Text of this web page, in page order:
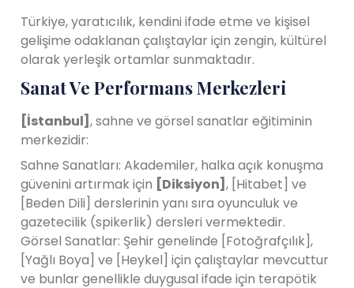
Türkiye, yaratıcılık, kendini ifade etme ve kişisel
gelişime odaklanan çalıştaylar için zengin, kültürel
olarak yerleşik ortamlar sunmaktadır.
Sanat Ve Performans Merkezleri
[İstanbul], sahne ve görsel sanatlar eğitiminin
merkezidir:
Sahne Sanatları: Akademiler, halka açık konuşma
güvenini artırmak için [Diksiyon], [Hitabet] ve
[Beden Dili] derslerinin yanı sıra oyunculuk ve
gazetecilik (spikerlik) dersleri vermektedir.
Görsel Sanatlar: Şehir genelinde [Fotoğrafçılık],
[Yağlı Boya] ve [Heykel] için çalıştaylar mevcuttur
ve bunlar genellikle duygusal ifade için terapötik